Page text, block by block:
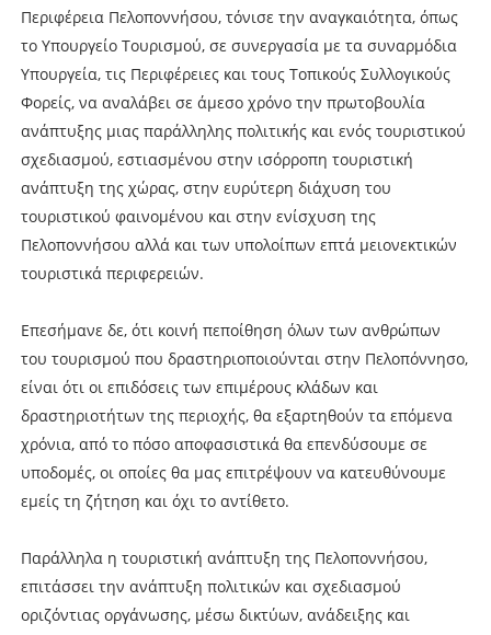
Περιφέρεια Πελοποννήσου, τόνισε την αναγκαιότητα, όπως
το Υπουργείο Τουρισμού, σε συνεργασία με τα συναρμόδια
Υπουργεία, τις Περιφέρειες και τους Τοπικούς Συλλογικούς
Φορείς, να αναλάβει σε άμεσο χρόνο την πρωτοβουλία
ανάπτυξης μιας παράλληλης πολιτικής και ενός τουριστικού
σχεδιασμού, εστιασμένου στην ισόρροπη τουριστική
ανάπτυξη της χώρας, στην ευρύτερη διάχυση του
τουριστικού φαινομένου και στην ενίσχυση της
Πελοποννήσου αλλά και των υπολοίπων επτά μειονεκτικών
τουριστικά περιφερειών.
Επεσήμανε δε, ότι κοινή πεποίθηση όλων των ανθρώπων
του τουρισμού που δραστηριοποιούνται στην Πελοπόννησο,
είναι ότι οι επιδόσεις των επιμέρους κλάδων και
δραστηριοτήτων της περιοχής, θα εξαρτηθούν τα επόμενα
χρόνια, από το πόσο αποφασιστικά θα επενδύσουμε σε
υποδομές, οι οποίες θα μας επιτρέψουν να κατευθύνουμε
εμείς τη ζήτηση και όχι το αντίθετο.
Παράλληλα η τουριστική ανάπτυξη της Πελοποννήσου,
επιτάσσει την ανάπτυξη πολιτικών και σχεδιασμού
οριζόντιας οργάνωσης, μέσω δικτύων, ανάδειξης και